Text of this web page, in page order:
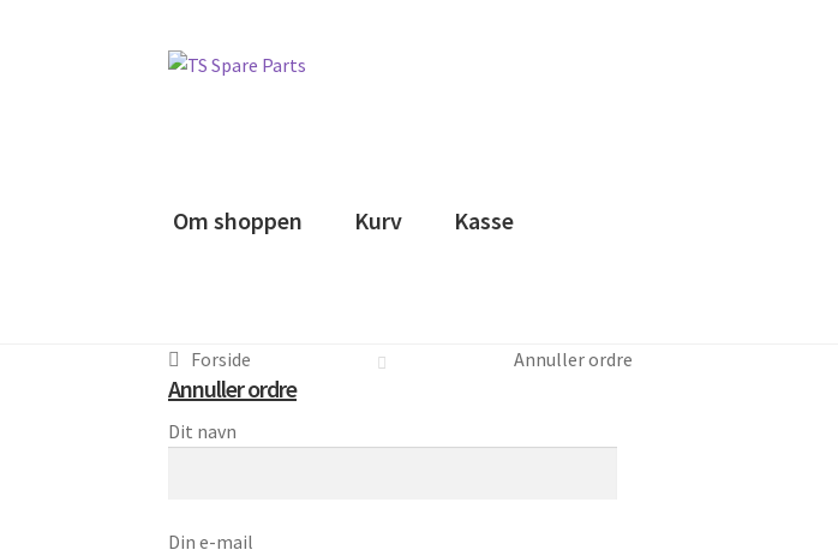
Spring
Spring
Om shoppen Kurv Kasse
Forside Annuller ordre
Annuller ordre
Dit navn
Din e-mail